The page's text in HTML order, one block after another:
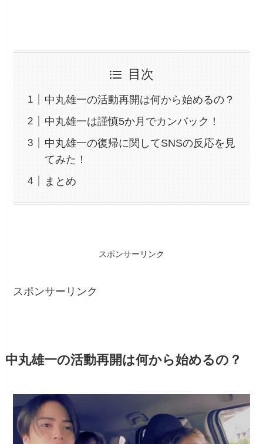
目次
中丸雄一の活動再開は何から始めるの？
中丸雄一は謹慎5か月でカンバック！
中丸雄一の復帰に関してSNSの反応を見
てみた！
まとめ
スポンサーリンク
スポンサーリンク
中丸雄一の活動再開は何から始めるの？